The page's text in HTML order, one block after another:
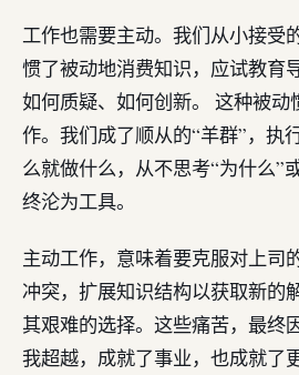
工作也需要主动。我们从小接受
惯了被动地消费知识，应试教育
如何质疑、如何创新。 这种被动
作。我们成了顺从的“羊群”，执
么就做什么，从不思考“为什么”
终沦为工具。
主动工作，意味着要克服对上司
冲突，扩展知识结构以获取新的
其艰难的选择。这些痛苦，最终
我超越，成就了事业，也成就了